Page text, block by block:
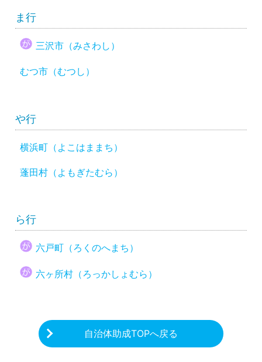
ま行
三沢市（みさわし）
むつ市（むつし）
や行
横浜町（よこはままち）
蓬田村（よもぎたむら）
ら行
六戸町（ろくのへまち）
六ヶ所村（ろっかしょむら）
自治体助成TOPへ戻る